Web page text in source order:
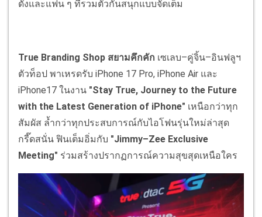
ดังและแฟน ๆ ที่รวมตัวกันสนุกแบบจัดเต็ม
True Branding Shop สยามคึกคัก เซเลบ–คู่จิ้น–อินฟลูฯ
ตัวท็อป พาเหรดรับ iPhone 17 Pro, iPhone Air และ
iPhone17 ในงาน "Stay True, Journey to the Future
with the Latest Generation of iPhone" เหนือกว่าทุก
สัมผัส ล้ำกว่าทุกประสบการณ์กับไอโฟนรุ่นใหม่ล่าสุด
กรี๊ดสนั่น ฟินเต็มอิ่มกับ "Jimmy–Zee Exclusive
Meeting" ร่วมสร้างปรากฏการณ์ความสุขสุดเหนือใคร